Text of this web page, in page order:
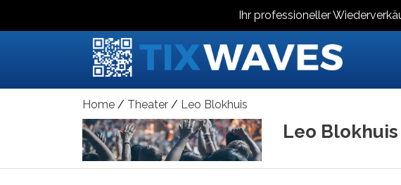
Ihr professioneller
Home Theater Leo Blokhuis
Leo Blokhuis